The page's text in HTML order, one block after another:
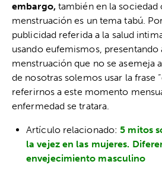
embargo, también en la sociedad
menstruación es un tema tabú.
publicidad referida a la salud
usando eufemismos, presentando
menstruación que no se asemeja
de nosotras solemos usar la frase
referirnos a este momento
enfermedad se tratara.
Artículo relacionado:5 mitos
la vejez en las mujeres.
envejecimiento masculino